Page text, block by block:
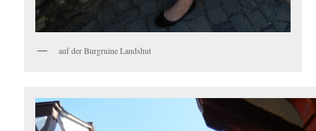
auf der Burgruine Landshut